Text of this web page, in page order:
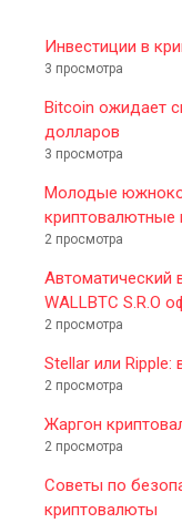
Инвестиции в
3 просмотра
Bitcoin ожидает
долларов
3 просмотра
Молодые
криптовалютные
2 просмотра
Автоматический
WALLBTC S.R.O
2 просмотра
Stellar или
2 просмотра
Жаргон
2 просмотра
Советы по
криптовалюты